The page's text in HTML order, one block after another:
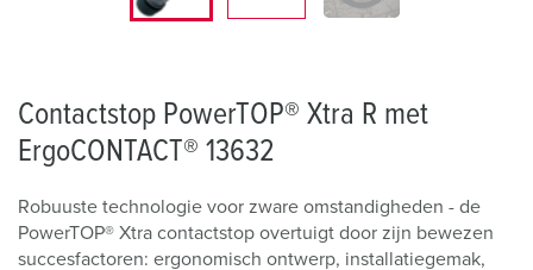
Contactstop PowerTOP® Xtra R met
ErgoCONTACT® 13632
Robuuste technologie voor zware omstandigheden - de
PowerTOP® Xtra contactstop overtuigt door zijn bewezen
succesfactoren: ergonomisch ontwerp, installatiegemak,